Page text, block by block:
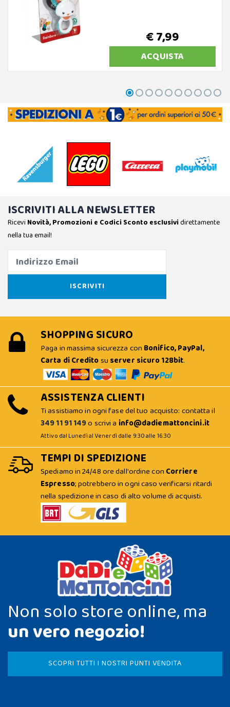
€ 7,99
ACQUISTA
ISCRIVITI ALLA NEWSLETTER
Ricevi Novità, Promozioni e Codici Sconto esclusividirettamente
nella tua email!
SHOPPING SICURO
Paga in massima sicurezza con Bonifico, PayPal,
Carta di Creditosu server sicuro 128bit.
ASSISTENZA CLIENTI
Ti assistiamo in ogni fase del tuo acquisto: contatta il
349 11 91 149o scrivi a info@dadiemattoncini.it
Attivo dal Lunedì al Venerdì dalle 9:30 alle 16:30
TEMPI DI SPEDIZIONE
Spediamo in 24/48 ore dall'ordine con Corriere
Espresso; potrebbero in ogni caso verificarsi ritardi
nella spedizione in caso di alto volume di acquisti.
Non solo store online, ma
un vero negozio!
SCOPRI TUTTI I NOSTRI PUNTI VENDITA